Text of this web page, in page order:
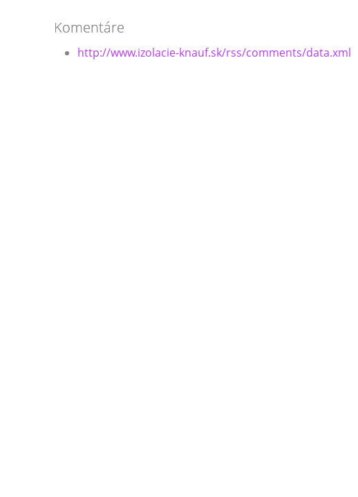
Komentáre
http://www.izolacie-knauf.sk/rss/comments/data.xml